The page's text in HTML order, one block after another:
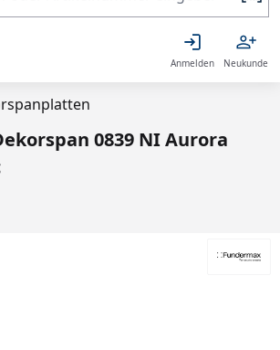
Anmelden Neukunde
0839 NI Aurora